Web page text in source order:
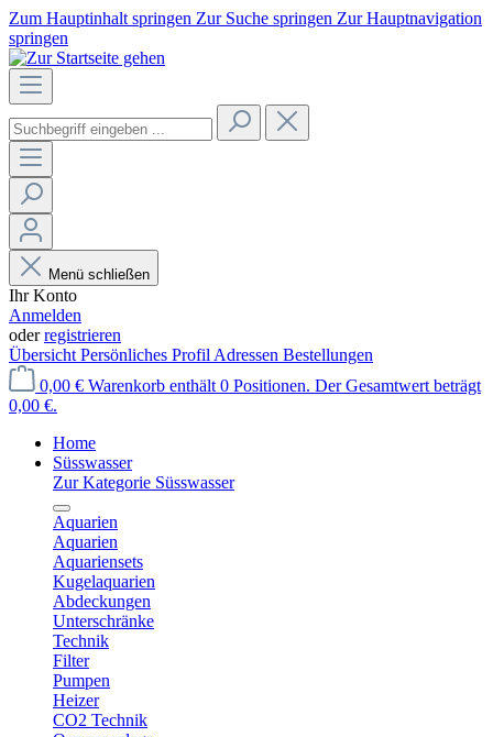
Zum Hauptinhalt springen Zur Suche springen Zur Hauptnavigation
springen
Menü schließen
Ihr Konto
Anmelden
oderregistrieren
Übersicht Persönliches Profil Adressen Bestellungen
0,00 € Warenkorb enthält 0 Positionen. Der Gesamtwert beträgt
0,00 €.
Home
Süsswasser
Zur Kategorie Süsswasser
Aquarien
Aquarien
Aquariensets
Kugelaquarien
Abdeckungen
Unterschränke
Technik
Filter
Pumpen
Heizer
CO2 Technik